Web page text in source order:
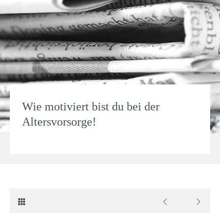
Wie motiviert bist du bei der
Altersvorsorge!